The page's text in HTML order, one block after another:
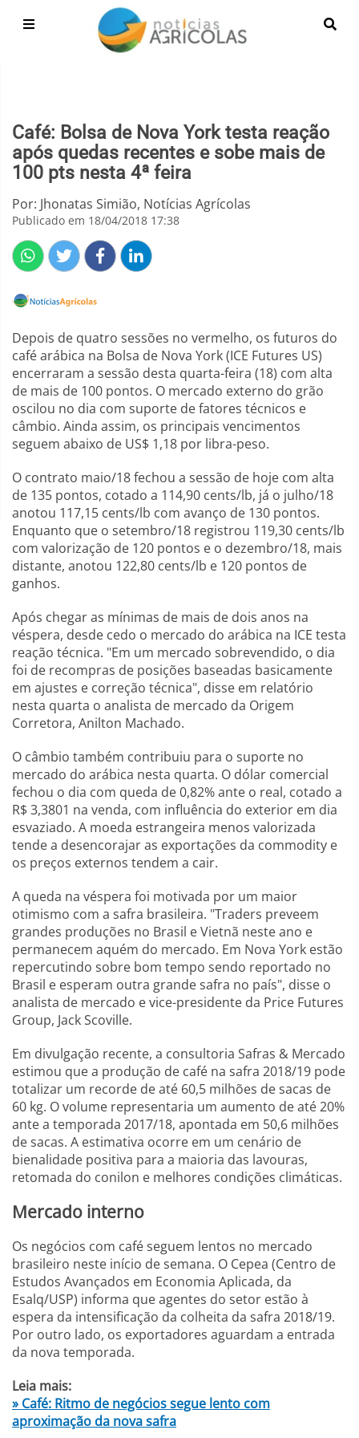
Café: Bolsa de Nova York testa reação
após quedas recentes e sobe mais de
100 pts nesta 4ª feira
Por: Jhonatas Simião, Notícias Agrícolas
Publicado em 18/04/2018 17:38
Depois de quatro sessões no vermelho, os futuros do
café arábica na Bolsa de Nova York (ICE Futures US)
encerraram a sessão desta quarta-feira (18) com alta
de mais de 100 pontos. O mercado externo do grão
oscilou no dia com suporte de fatores técnicos e
câmbio. Ainda assim, os principais vencimentos
seguem abaixo de US$ 1,18 por libra-peso.
O contrato maio/18 fechou a sessão de hoje com alta
de 135 pontos, cotado a 114,90 cents/lb, já o julho/18
anotou 117,15 cents/lb com avanço de 130 pontos.
Enquanto que o setembro/18 registrou 119,30 cents/lb
com valorização de 120 pontos e o dezembro/18, mais
distante, anotou 122,80 cents/lb e 120 pontos de
ganhos.
Após chegar as mínimas de mais de dois anos na
véspera, desde cedo o mercado do arábica na ICE testa
reação técnica. "Em um mercado sobrevendido, o dia
foi de recompras de posições baseadas basicamente
em ajustes e correção técnica", disse em relatório
nesta quarta o analista de mercado da Origem
Corretora, Anilton Machado.
O câmbio também contribuiu para o suporte no
mercado do arábica nesta quarta. O dólar comercial
fechou o dia com queda de 0,82% ante o real, cotado a
R$ 3,3801 na venda, com influência do exterior em dia
esvaziado. A moeda estrangeira menos valorizada
tende a desencorajar as exportações da commodity e
os preços externos tendem a cair.
A queda na véspera foi motivada por um maior
otimismo com a safra brasileira. "Traders preveem
grandes produções no Brasil e Vietnã neste ano e
permanecem aquém do mercado. Em Nova York estão
repercutindo sobre bom tempo sendo reportado no
Brasil e esperam outra grande safra no país", disse o
analista de mercado e vice-presidente da Price Futures
Group, Jack Scoville.
Em divulgação recente, a consultoria Safras & Mercado
estimou que a produção de café na safra 2018/19 pode
totalizar um recorde de até 60,5 milhões de sacas de
60 kg. O volume representaria um aumento de até 20%
ante a temporada 2017/18, apontada em 50,6 milhões
de sacas. A estimativa ocorre em um cenário de
bienalidade positiva para a maioria das lavouras,
retomada do conilon e melhores condições climáticas.
Mercado interno
Os negócios com café seguem lentos no mercado
brasileiro neste início de semana. O Cepea (Centro de
Estudos Avançados em Economia Aplicada, da
Esalq/USP) informa que agentes do setor estão à
espera da intensificação da colheita da safra 2018/19.
Por outro lado, os exportadores aguardam a entrada
da nova temporada.
Leia mais:
» Café: Ritmo de negócios segue lento com
aproximação da nova safra